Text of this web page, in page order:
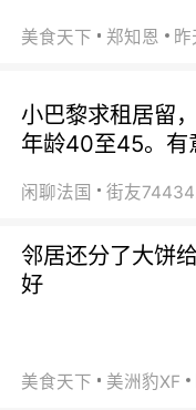
美食天下 郑知恩
小巴黎求租居留
年龄40至45。
闲聊法国
邻居还分了大饼
好
美食天下 美洲豹XF